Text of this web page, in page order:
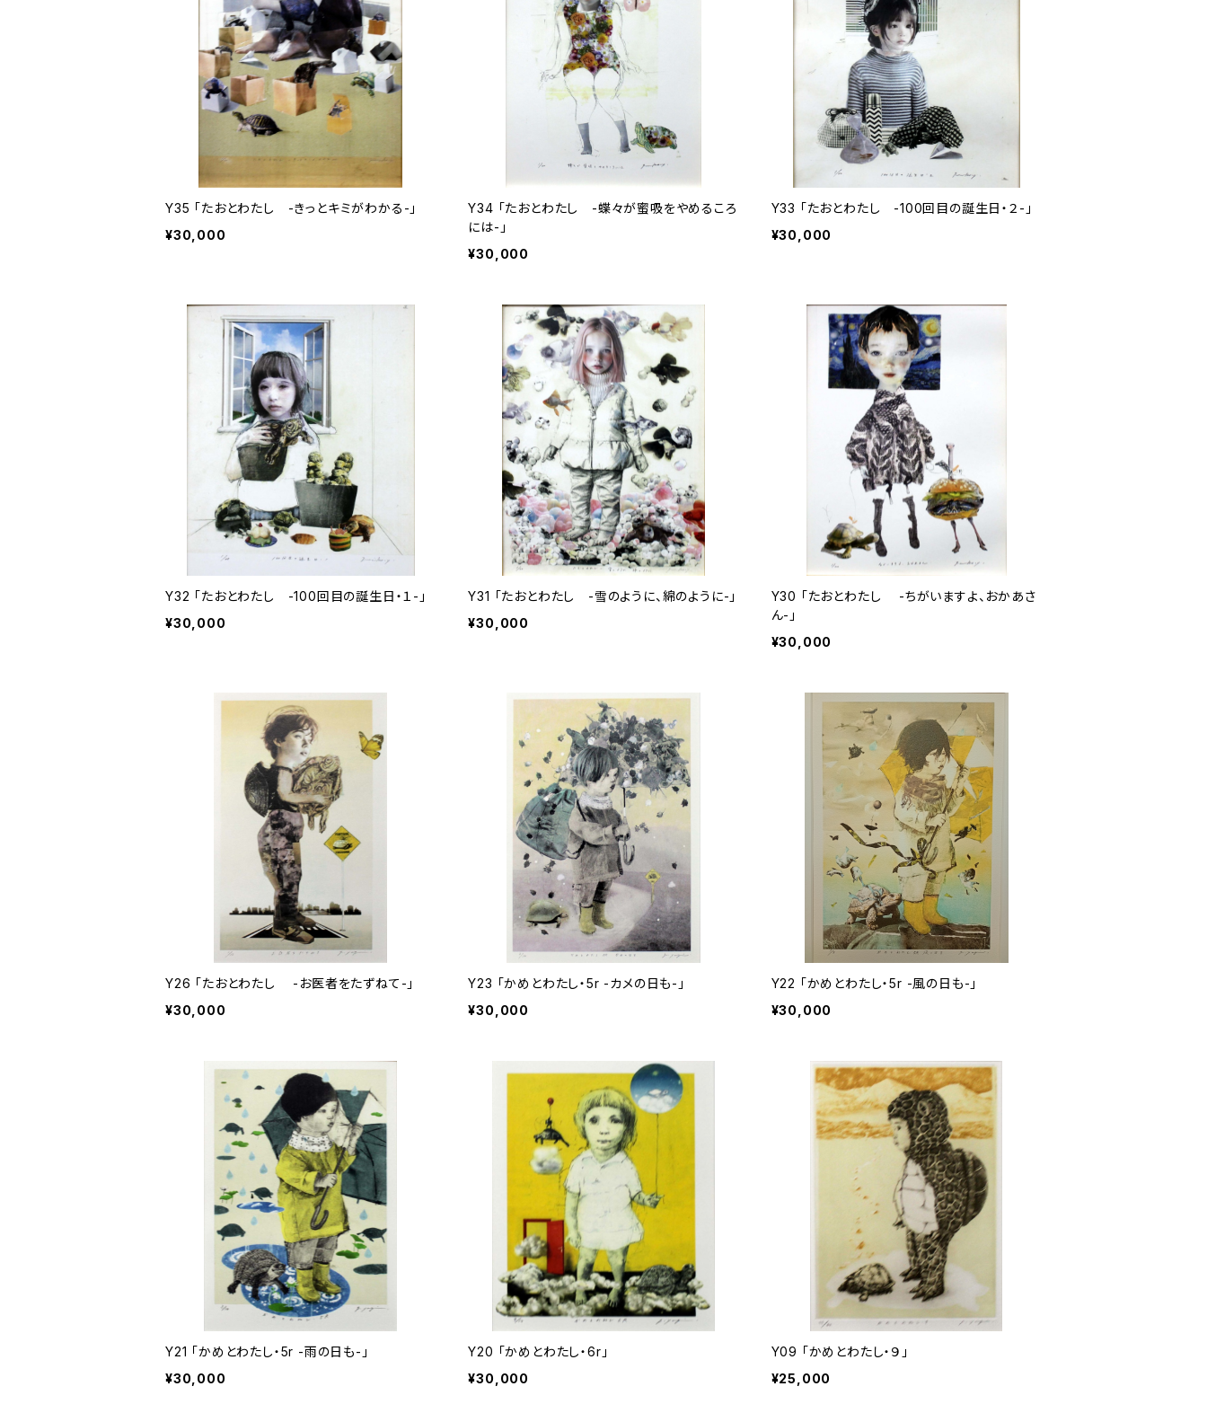
Y35 「たおとわたし -きっとキミがわかる-」
¥30,000
Y34 「たおとわたし -蝶々が蜜吸をやめるころ
には-」
¥30,000
Y33 「たおとわたし -100回目の誕生日・２-」
¥30,000
Y32 「たおとわたし -100回目の誕生日・１-」
¥30,000
Y31 「たおとわたし -雪のように、綿のように-」
¥30,000
Y30 「たおとわたし -ちがいますよ、おかあさ
ん-」
¥30,000
Y26 「たおとわたし -お医者をたずねて-」
¥30,000
Y23 「かめとわたし・5r -カメの日も-」
¥30,000
Y22 「かめとわたし・5r -風の日も-」
¥30,000
Y21 「かめとわたし・5r -雨の日も-」
¥30,000
Y20 「かめとわたし・6r」
¥30,000
Y09 「かめとわたし・９」
¥25,000